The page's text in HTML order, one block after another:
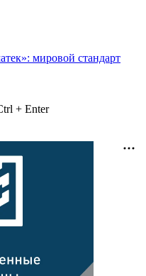
мировой стандарт
+ Enter